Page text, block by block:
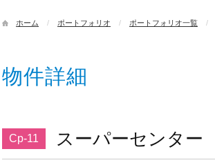
ホーム ポートフォリオ ポートフォリオ一覧
物件詳細
Cp-11 スーパーセンタ